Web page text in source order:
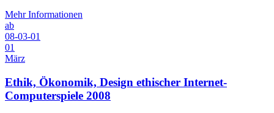
Mehr Informationen
ab
08-03-01
01
März
Ethik, Ökonomik, Design ethischer Internet-
Computerspiele 2008